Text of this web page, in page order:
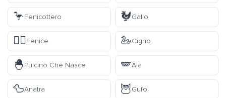
🦩Fenicottero 🐓Gallo
🐦‍🔥Fenice 🦢Cigno
🐣Pulcino Che Nasce 🪽Ala
🦆Anatra 🦉Gufo